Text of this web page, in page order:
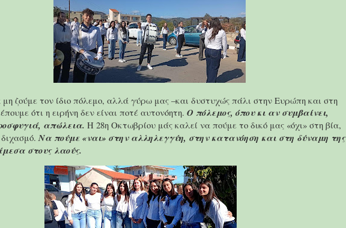
ζούμε τον ίδιο πόλεμο, αλλά γύρω μας –και δυστυχώς πάλι στην Ευρώπη και στη
ότι η ειρήνη δεν είναι ποτέ αυτονόητη. Ο πόλεμος, όπου κι αν συμβαίνει,
απώλεια. Η 28η Οκτωβρίου μάς καλεί να πούμε το δικό μας «όχι» στη βία,
διχασμό.Να πούμε «ναι» στην αλληλεγγύη, στην κατανόηση και στη δύναμη της
στους λαούς.